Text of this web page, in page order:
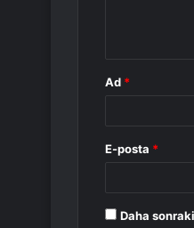
Ad *
E-posta *
Daha